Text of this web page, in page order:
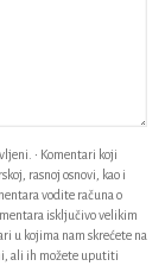
• Komentari koji
rasnoj osnovi, kao i
vodite računa o
isključivo velikim
u kojima nam skrećete na
ali ih možete uputiti